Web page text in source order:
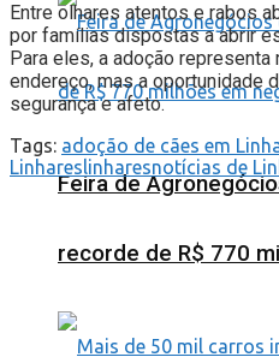
Feira de
recorde de R$ 770
Entre olhares atentos e rabos
por famílias dispostas a abrir
Para eles, a adoção representa
endereço, mas a oportunidade
segurança e afeto.
Tags: adoção de cães em
Linhareslinharesnotícias de